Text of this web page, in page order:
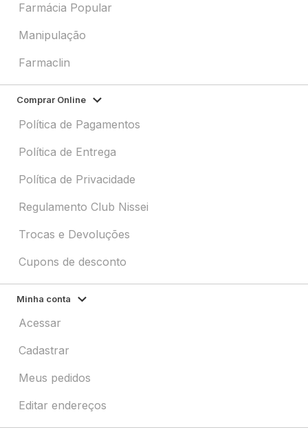
Farmácia Popular
Manipulação
Farmaclin
Comprar Online
Política de Pagamentos
Política de Entrega
Política de Privacidade
Regulamento Club Nissei
Trocas e Devoluções
Cupons de desconto
Minha conta
Acessar
Cadastrar
Meus pedidos
Editar endereços